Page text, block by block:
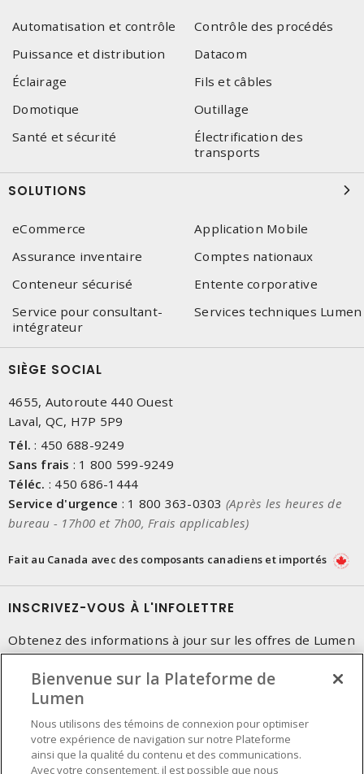
Automatisation et contrôle
Contrôle des procédés
Puissance et distribution
Datacom
Éclairage
Fils et câbles
Domotique
Outillage
Santé et sécurité
Électrification des
transports
SOLUTIONS
eCommerce
Application Mobile
Assurance inventaire
Comptes nationaux
Conteneur sécurisé
Entente corporative
Service pour consultant-
intégrateur
Services techniques Lumen
SIÈGE SOCIAL
4655, Autoroute 440 Ouest
Laval, QC, H7P 5P9
Tél. : 450 688-9249
Sans frais : 1 800 599-9249
Téléc. : 450 686-1444
Service d'urgence : 1 800 363-0303 (Après les heures de
bureau - 17h00 et 7h00, Frais applicables)
Fait au Canada avec des composants canadiens et importés
INSCRIVEZ-VOUS À L'INFOLETTRE
Obtenez des informations à jour sur les offres de Lumen
Bienvenue sur la Plateforme de
Lumen
Nous utilisons des témoins de connexion pour optimiser
votre expérience de navigation sur notre Plateforme
ainsi que la qualité du contenu et des communications.
Avec votre consentement, il est possible que nous